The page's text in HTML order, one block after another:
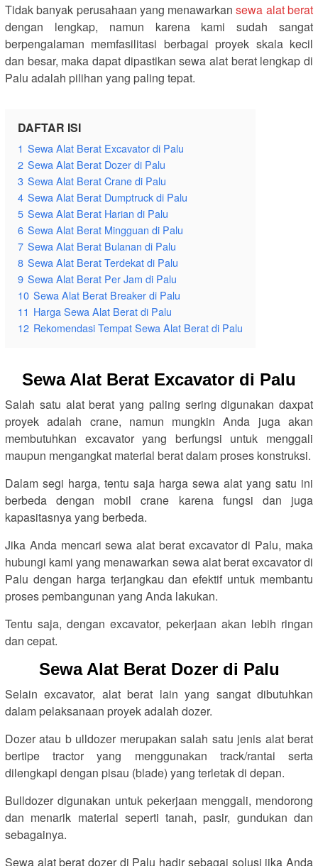
Tidak banyak perusahaan yang menawarkansewa alat berat
dengan lengkap, namun karena kami sudah sangat
berpengalaman memfasilitasi berbagai proyek skala kecil
dan besar, maka dapat dipastikan sewa alat berat lengkap di
Palu adalah pilihan yang paling tepat.
DAFTAR ISI
1 Sewa Alat Berat Excavator di Palu
2 Sewa Alat Berat Dozer di Palu
3 Sewa Alat Berat Crane di Palu
4 Sewa Alat Berat Dumptruck di Palu
5 Sewa Alat Berat Harian di Palu
6 Sewa Alat Berat Mingguan di Palu
7 Sewa Alat Berat Bulanan di Palu
8 Sewa Alat Berat Terdekat di Palu
9 Sewa Alat Berat Per Jam di Palu
10 Sewa Alat Berat Breaker di Palu
11 Harga Sewa Alat Berat di Palu
12 Rekomendasi Tempat Sewa Alat Berat di Palu
Sewa Alat Berat Excavator di Palu
Salah satu alat berat yang paling sering digunakan daxpat
proyek adalah crane, namun mungkin Anda juga akan
membutuhkan excavator yang berfungsi untuk menggali
maupun mengangkat material berat dalam proses konstruksi.
Dalam segi harga, tentu saja harga sewa alat yang satu ini
berbeda dengan mobil crane karena fungsi dan juga
kapasitasnya yang berbeda.
Jika Anda mencari sewa alat berat excavator di Palu, maka
hubungi kami yang menawarkan sewa alat berat excavator di
Palu dengan harga terjangkau dan efektif untuk membantu
proses pembangunan yang Anda lakukan.
Tentu saja, dengan excavator, pekerjaan akan lebih ringan
dan cepat.
Sewa Alat Berat Dozer di Palu
Selain excavator, alat berat lain yang sangat dibutuhkan
dalam pelaksanaan proyek adalah dozer.
Dozer atau b ulldozer merupakan salah satu jenis alat berat
bertipe tractor yang menggunakan track/rantai serta
dilengkapi dengan pisau (blade) yang terletak di depan.
Bulldozer digunakan untuk pekerjaan menggali, mendorong
dan menarik material seperti tanah, pasir, gundukan dan
sebagainya.
Sewa alat berat dozer di Palu hadir sebagai solusi jika Anda